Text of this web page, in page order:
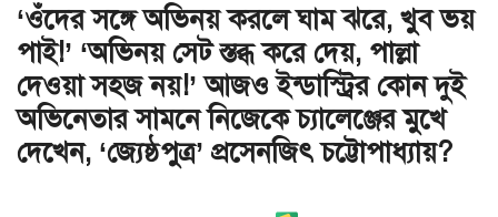
‘ওঁদের সঙ্গে অভিনয় করলে ঘাম ঝরে, খুব ভয়
পাই!’ ‘অভিনয় সেট স্তব্ধ করে দেয়, পাল্লা
দেওয়া সহজ নয়!’ আজও ইন্ডাস্ট্রির কোন দুই
অভিনেতার সামনে নিজেকে চ্যালেঞ্জের মুখে
দেখেন, ‘জ্যেষ্ঠপুত্র’ প্রসেনজিৎ চট্টোপাধ্যায়?